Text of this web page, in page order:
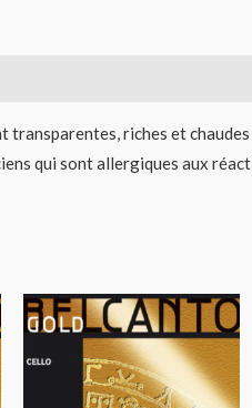
transparentes, riches et
qui sont allergiques aux